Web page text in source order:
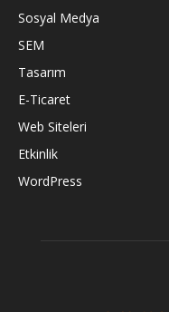
Sosyal Medya
SEM
Tasarım
E-Ticaret
Web Siteleri
Etkinlik
WordPress